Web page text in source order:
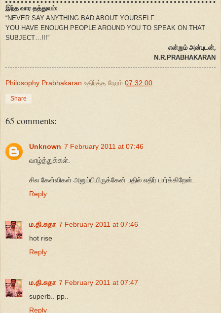
இந்த வார தத்துவம்:
“NEVER SAY ANYTHING BAD ABOUT YOURSELF…
YOU HAVE ENOUGH PEOPLE AROUND YOU TO SPEAK ON THAT
SUBJECT…!!!”
என்றும் அன்புடன்,
N.R.PRABHAKARAN
Philosophy Prabhakaran உதிர்த்த நேரம் 07:32:00
Share
65 comments:
Unknown 7 February 2011 at 07:46
வாழ்த்துக்கள்.
சில கேள்விகள் அனுப்பியிருக்கேன் பதில் எதிர் பார்க்கிறேன்.
Reply
ம.தி.சுதா 7 February 2011 at 07:46
hot rise
Reply
ம.தி.சுதா 7 February 2011 at 07:47
superb.. pp..
Reply